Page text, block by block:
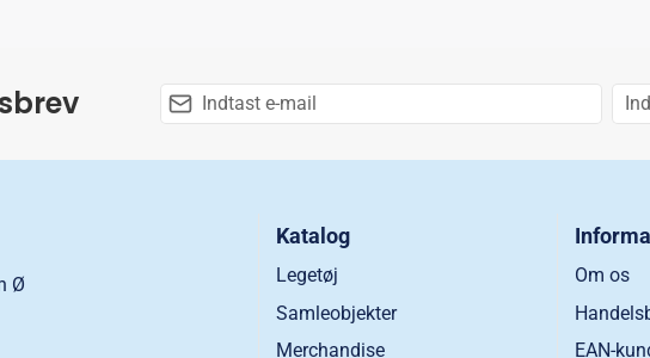
Ø
Katalog
Legetøj
Samleobjekter
Merchandise
Om os
EAN-